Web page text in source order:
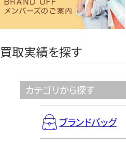
ヤ
買取実績を探す
カテゴリから探す
ブランドバッグ